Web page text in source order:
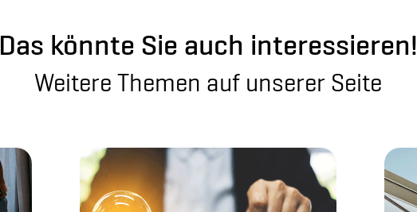
Das könnte Sie auch interessieren!
Weitere Themen auf unserer Seite